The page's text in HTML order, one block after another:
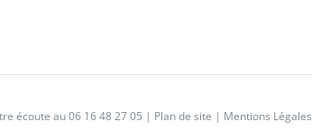
écoute au06 16 48 27 05 | Plan de site | Mentions Légales